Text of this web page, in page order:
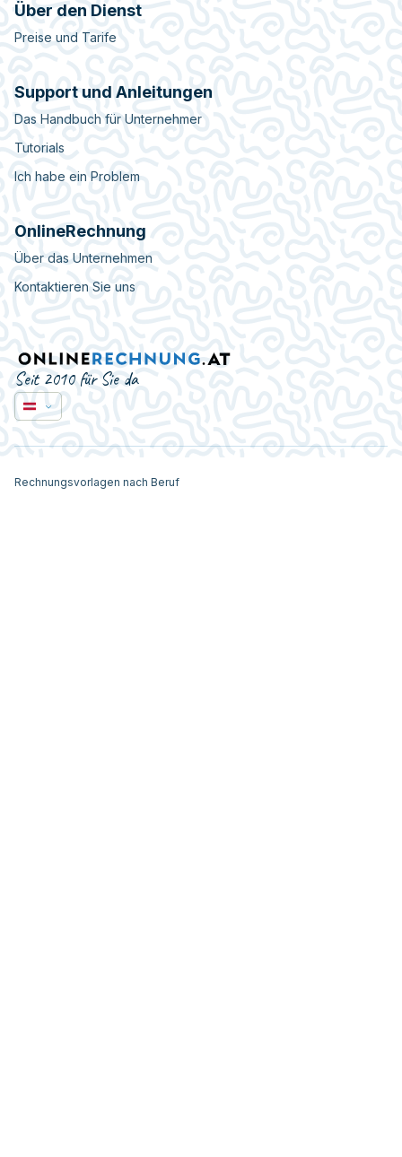
Über den Dienst
Preise und Tarife
Support und Anleitungen
Das Handbuch für Unternehmer
Tutorials
Ich habe ein Problem
OnlineRechnung
Über das Unternehmen
Kontaktieren Sie uns
Seit 2010 für Sie da
Rechnungsvorlagen nach Beruf